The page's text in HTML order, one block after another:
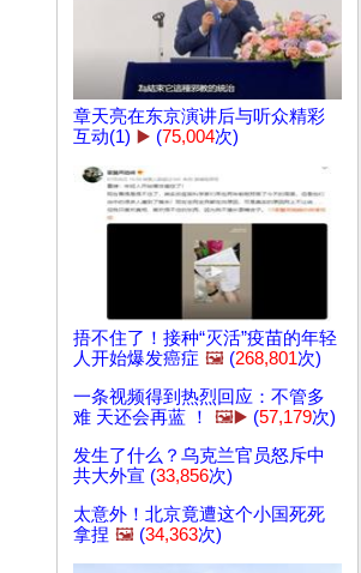
章天亮在东京演讲后与听众精彩
互动(1) ▶️ (75,004次)
捂不住了！接种“灭活”疫苗的年轻
人开始爆发癌症 🖼️ (268,801次)
一条视频得到热烈回应：不管多
难 天还会再蓝 ！
🖼️▶️ (57,179次)
发生了什么？乌克兰官员怒斥中
共大外宣 (33,856次)
太意外！北京竟遭这个小国死死
拿捏 🖼️ (34,363次)